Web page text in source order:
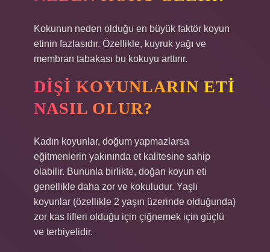
Kokunun neden olduğu en büyük faktör koyun
etinin fazlasıdır. Özellikle, kuyruk yağı ve
membran tabakası bu kokuyu arttırır.
DIŞI KOYUNLARIN ETI
NASIL OLUR?
Kadın koyunlar, doğum yapmazlarsa
eğitmenlerin yakınında et kalitesine sahip
olabilir. Bununla birlikte, doğan koyun eti
genellikle daha zor ve kokuludur. Yaşlı
koyunlar (özellikle 2 yaşın üzerinde olduğunda)
zor kas lifleri olduğu için çiğnemek için güçlü
ve terbiyelidir.